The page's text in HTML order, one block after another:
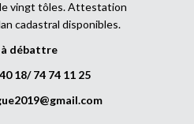
vingt tôles. Attestation
cadastral disponibles.
débattre
18/ 74 74 11 25